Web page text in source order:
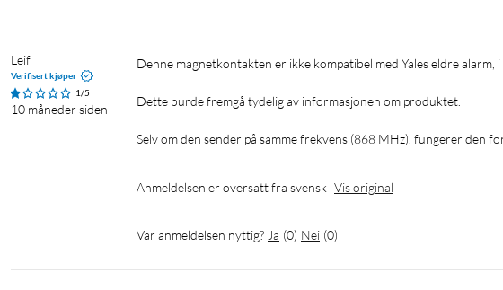
Leif
Verifisert kjøper
1/5
10 måneder siden
Denne magnetkontakten er ikke kompatibel med Yales eldre alarm, i mitt tilfelle bare 5 år gammel.
Dette burde fremgå tydelig av informasjonen om produktet.
Selv om den sender på samme frekvens (868 MHz), fungerer den
Anmeldelsen er oversatt fra svensk Vis original
Var anmeldelsen nyttig? Ja (0) Nei (0)